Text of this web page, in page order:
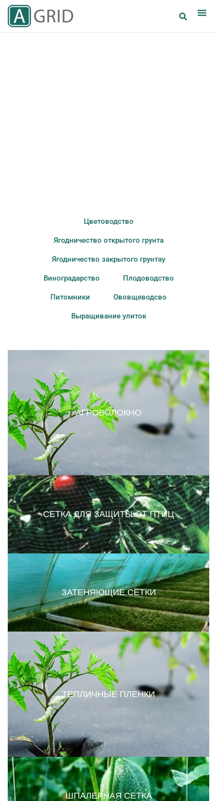
Цветоводство
Ягодничество открытого грунта
Ягодничество закрытого грунтау
Виноградарство Плодоводство
Питомники Ововщеводсво
Выращивание улиток
АГРОВОЛОКНО
СЕТКА ДЛЯ ЗАЩИТЫ ОТ ПТИЦ
ЗАТЕНЯЮЩИЕ СЕТКИ
ТЕПЛИЧНЫЕ ПЛЕНКИ
ШПАЛЕРНАЯ СЕТКА